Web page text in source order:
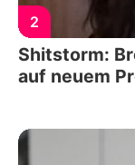
2
Shitstorm:
auf neuem